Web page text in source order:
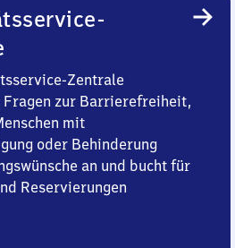
Zentrale
zur Barrierefreiheit,
mit
oder Behinderung
an und bucht für
Reservierungen